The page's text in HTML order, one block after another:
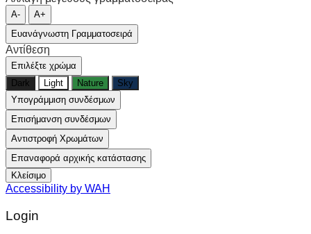
A-
A+
Ευανάγνωστη Γραμματοσειρά
Αντίθεση
Επιλέξτε χρώμα
Dark
Light Nature
Sky
Υπογράμμιση συνδέσμων
Επισήμανση συνδέσμων
Αντιστροφή Χρωμάτων
Επαναφορά αρχικής κατάστασης
Κλείσιμο
Accessibility by WAH
Login